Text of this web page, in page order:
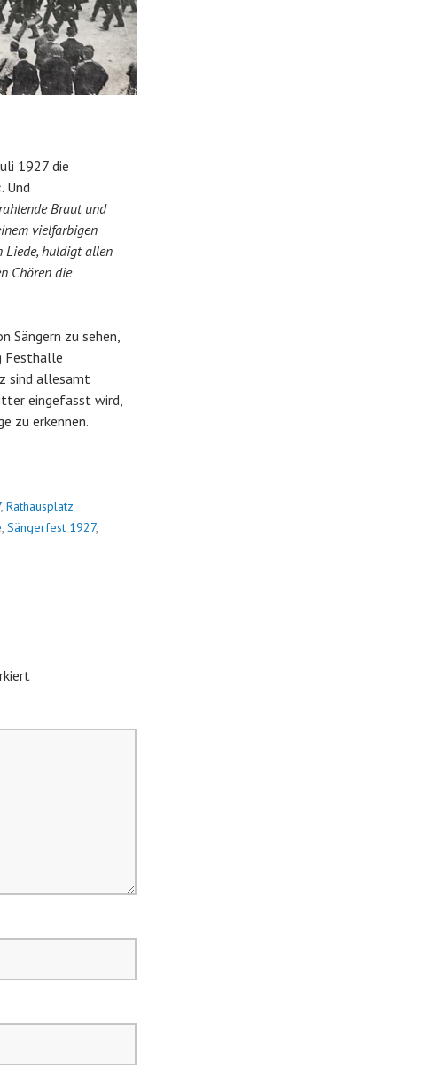
1927 die
Und
Braut und
vielfarbigen
Liede, huldigt allen
Chören die
Sängern zu sehen,
Festhalle
sind allesamt
eingefasst wird,
zu erkennen.
, Rathausplatz
Sängerfest 1927,